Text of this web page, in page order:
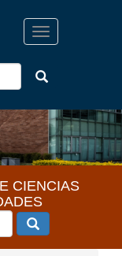
Toggle
navigation
CIENCIAS